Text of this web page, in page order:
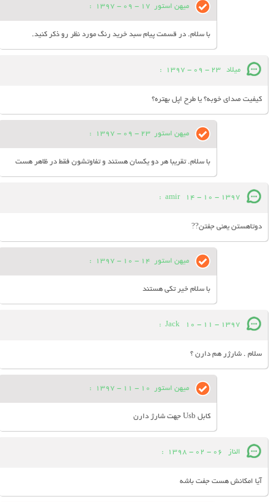
میهن استور 17 - 09 - 1397
:
با سلام. در قسمت پیام سبد خرید رنگ مورد نظر رو ذکر کنید.
میلاد 23 - 09 - 1397
:
کیفیت صدای خوبه؟ یا طرح اپل بهتره؟
میهن استور 23 - 09 - 1397
:
با سلام. تقریبا هر دو یکسان هستند و تفاوتشون فقط در ظاهر هست
amir 14 - 10 - 1397
:
دوتاهستن یعنی جفتن??
میهن استور 14 - 10 - 1397
:
با سلام خیر تکی هستند
Jack 10 - 11 - 1397
:
سلام . شارژر هم دارن ؟
میهن استور 10 - 11 - 1397
:
کابل Usb جهت شارژ دارن
الناز 06 - 02 - 1398
:
آیا امکانش هست جفت باشه